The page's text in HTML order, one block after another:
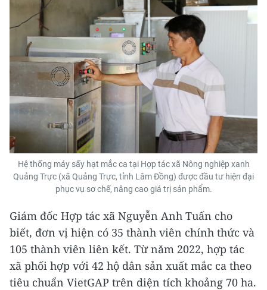
Hệ thống máy sấy hạt mắc ca tại Hợp tác xã Nông nghiệp xanh
Quảng Trực (xã Quảng Trực, tỉnh Lâm Đồng) được đầu tư hiện đại
phục vụ sơ chế, nâng cao giá trị sản phẩm.
Giám đốc Hợp tác xã Nguyễn Anh Tuấn cho
biết, đơn vị hiện có 35 thành viên chính thức và
105 thành viên liên kết. Từ năm 2022, hợp tác
xã phối hợp với 42 hộ dân sản xuất mắc ca theo
tiêu chuẩn VietGAP trên diện tích khoảng 70 ha.